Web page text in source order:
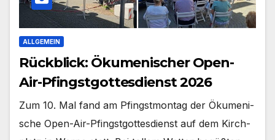
ALLGEMEIN
Rückblick: Ökumenischer Open-
Air-Pfingstgottesdienst 2026
Zum 10. Mal fand am Pfingst­mon­tag der Öku­me­ni­
sche Open-Air-Pfingstgottesdienst auf dem Kirch­